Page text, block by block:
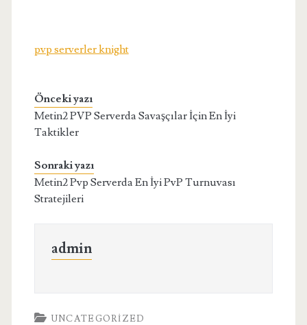
pvp serverler knight
Önceki yazı
Metin2 PVP Serverda Savaşçılar İçin En İyi
Taktikler
Sonraki yazı
Metin2 Pvp Serverda En İyi PvP Turnuvası
Stratejileri
admin
UNCATEGORIZED